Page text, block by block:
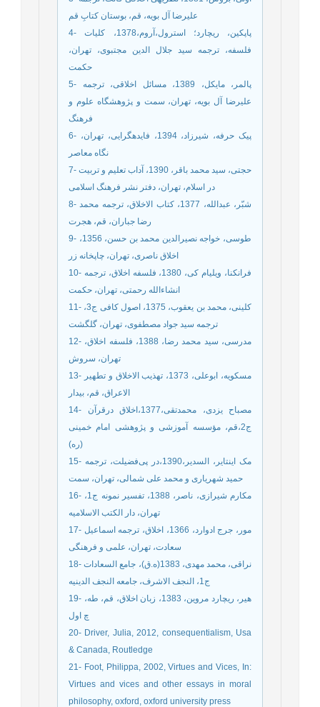
علیرضا آل بویه، قم، بوستان کتابِ قم
4- پاپکین، ریچارد؛ استرول،آروم،1378، کلیات
فلسفه، ترجمه سید جلال الدین مجتبوی، تهران،
حکمت
5- پالمر، مایکل، 1389، مسائل اخلاقی، ترجمه
علیرضا آل بویه، تهران، سمت و پژوهشگاه علوم و
فرهنگ
6- پیک حرفه، شیرزاد، 1394، فایده‏گرایی، تهران،
نگاه معاصر
7- حجتی، سید محمد باقر، 1390، آداب تعلیم و تربیت
در اسلام، تهران، دفتر نشر فرهنگ اسلامی
8- شبّر، عبدالله، 1377، کتاب الاخلاق، ترجمه محمد
رضا جباران، قم، هجرت
9- طوسی، خواجه نصیرالدین محمد بن حسن، 1356،
اخلاق ناصری، تهران، چاپخانه زر
10- فرانکنا، ویلیام کی، 1380، فلسفه اخلاق، ترجمه
انشاءالله رحمتی، تهران، حکمت
11- کلینی، محمد بن یعقوب، 1375، اصول کافی ج3،
ترجمه سید جواد مصطفوی، تهران، گلگشت
12- مدرسی، سید محمد رضا، 1388، فلسفه اخلاق،
تهران، سروش
13- مسکویه، ابوعلی، 1373، تهذیب الاخلاق و تطهیر
الاعراق، قم، بیدار
14- مصباح یزدی، محمدتقی،1377،اخلاق درقرآن
ج2،قم، مؤسسه آموزشی و پژوهشی امام خمینی
(ره)
15- مک اینتایر، السدیر،1390،در پی‌فضیلت، ترجمه
حمید شهریاری و محمد علی شمالی، تهران، سمت
16- مکارم شیرازی، ناصر، 1388، تفسیر نمونه ج1،
تهران، دار الکتب الاسلامیه
17- مور، جرج ادوارد، 1366، اخلاق، ترجمه اسماعیل
سعادت، تهران، علمی و فرهنگی
18- نراقی، محمد مهدی، 1383(ه.ق)، جامع السعادات
ج1، النجف الاشرف، جامعه النجف الدینیه
19- هیر، ریچارد مروین، 1383، زبان اخلاق، قم، طه،
چ اول
20- Driver, Julia, 2012, consequentialism, Usa
& Canada, Routledge
21- Foot, Philippa, 2002, Virtues and Vices, In:
Virtues and vices and other essays in moral
philosophy, oxford, oxford university press